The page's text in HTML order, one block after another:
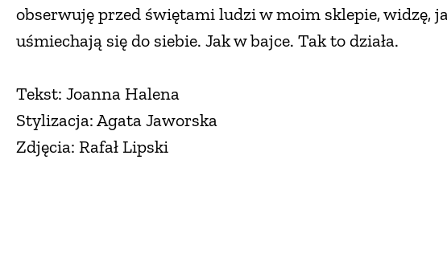
obserwuję przed świętami ludzi w moim sklepie, widzę,
uśmiechają się do siebie. Jak w bajce. Tak to działa.
Tekst: Joanna Halena
Stylizacja: Agata Jaworska
Zdjęcia: Rafał Lipski